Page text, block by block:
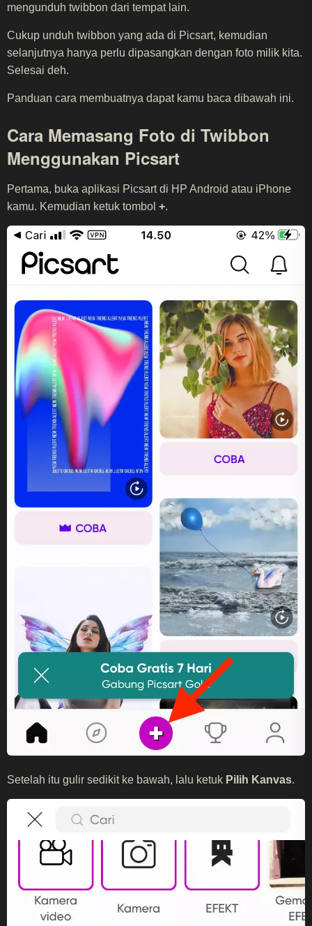
mengunduh twibbon dari tempat lain.
Cukup unduh twibbon yang ada di Picsart, kemudian
selanjutnya hanya perlu dipasangkan dengan foto milik kita.
Selesai deh.
Panduan cara membuatnya dapat kamu baca dibawah ini.
Cara Memasang Foto di Twibbon
Menggunakan Picsart
Pertama, buka aplikasi Picsart di HP Android atau iPhone
kamu. Kemudian ketuk tombol +.
Setelah itu gulir sedikit ke bawah, lalu ketuk Pilih Kanvas.